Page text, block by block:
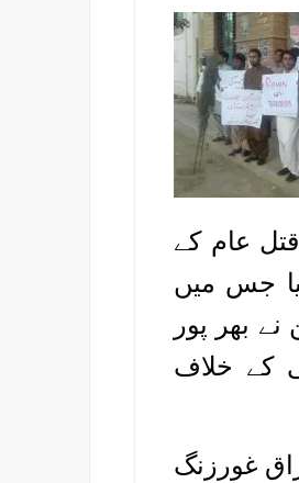
عام کے
جس میں
بھر پور
کے خلاف
غورزنگ